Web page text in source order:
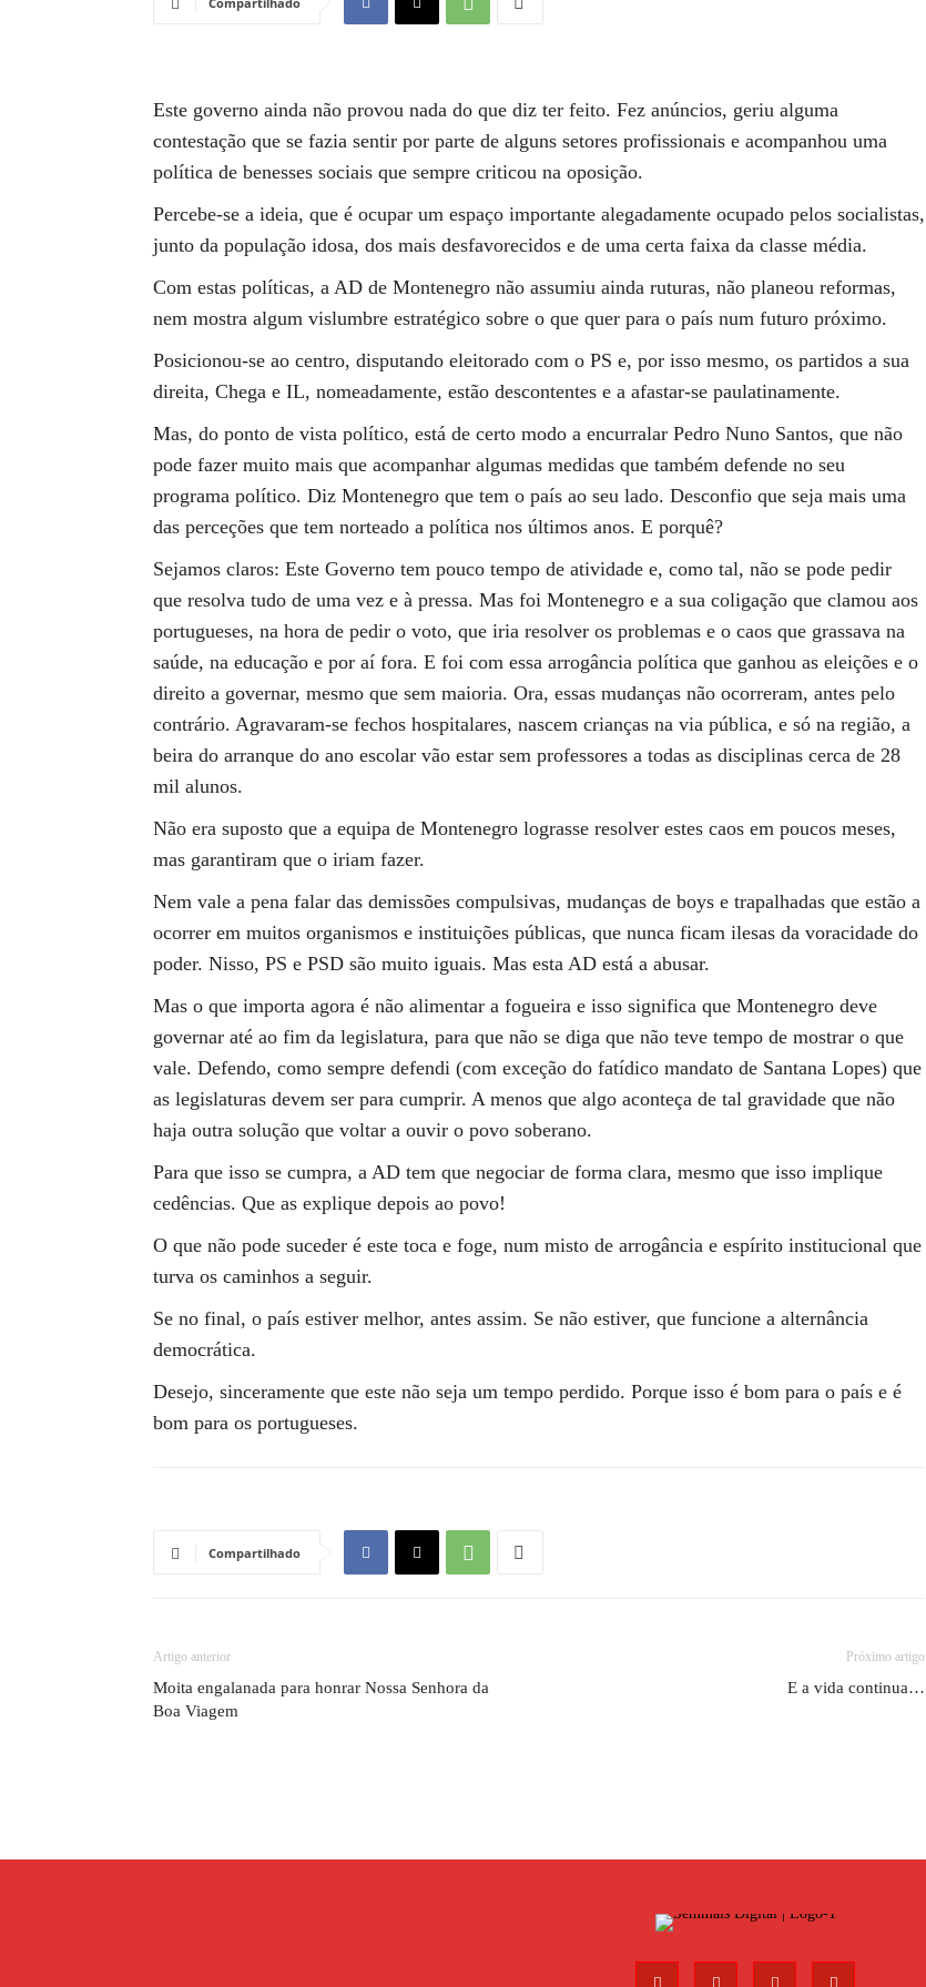
Este governo ainda não provou nada do que diz ter feito. Fez anúncios, geriu alguma
contestação que se fazia sentir por parte de alguns setores profissionais e acompanhou uma
política de benesses sociais que sempre criticou na oposição.
Percebe-se a ideia, que é ocupar um espaço importante alegadamente ocupado pelos socialistas,
junto da população idosa, dos mais desfavorecidos e de uma certa faixa da classe média.
Com estas políticas, a AD de Montenegro não assumiu ainda ruturas, não planeou reformas,
nem mostra algum vislumbre estratégico sobre o que quer para o país num futuro próximo.
Posicionou-se ao centro, disputando eleitorado com o PS e, por isso mesmo, os partidos a sua
direita, Chega e IL, nomeadamente, estão descontentes e a afastar-se paulatinamente.
Mas, do ponto de vista político, está de certo modo a encurralar Pedro Nuno Santos, que não
pode fazer muito mais que acompanhar algumas medidas que também defende no seu
programa político. Diz Montenegro que tem o país ao seu lado. Desconfio que seja mais uma
das perceções que tem norteado a política nos últimos anos. E porquê?
Sejamos claros: Este Governo tem pouco tempo de atividade e, como tal, não se pode pedir
que resolva tudo de uma vez e à pressa. Mas foi Montenegro e a sua coligação que clamou aos
portugueses, na hora de pedir o voto, que iria resolver os problemas e o caos que grassava na
saúde, na educação e por aí fora. E foi com essa arrogância política que ganhou as eleições e o
direito a governar, mesmo que sem maioria. Ora, essas mudanças não ocorreram, antes pelo
contrário. Agravaram-se fechos hospitalares, nascem crianças na via pública, e só na região, a
beira do arranque do ano escolar vão estar sem professores a todas as disciplinas cerca de 28
mil alunos.
Não era suposto que a equipa de Montenegro lograsse resolver estes caos em poucos meses,
mas garantiram que o iriam fazer.
Nem vale a pena falar das demissões compulsivas, mudanças de boys e trapalhadas que estão a
ocorrer em muitos organismos e instituições públicas, que nunca ficam ilesas da voracidade do
poder. Nisso, PS e PSD são muito iguais. Mas esta AD está a abusar.
Mas o que importa agora é não alimentar a fogueira e isso significa que Montenegro deve
governar até ao fim da legislatura, para que não se diga que não teve tempo de mostrar o que
vale. Defendo, como sempre defendi (com exceção do fatídico mandato de Santana Lopes) que
as legislaturas devem ser para cumprir. A menos que algo aconteça de tal gravidade que não
haja outra solução que voltar a ouvir o povo soberano.
Para que isso se cumpra, a AD tem que negociar de forma clara, mesmo que isso implique
cedências. Que as explique depois ao povo!
O que não pode suceder é este toca e foge, num misto de arrogância e espírito institucional que
turva os caminhos a seguir.
Se no final, o país estiver melhor, antes assim. Se não estiver, que funcione a alternância
democrática.
Desejo, sinceramente que este não seja um tempo perdido. Porque isso é bom para o país e é
bom para os portugueses.
Compartilhado
Artigo anterior
Moita engalanada para honrar Nossa Senhora da
Boa Viagem
Próximo artigo
E a vida continua…